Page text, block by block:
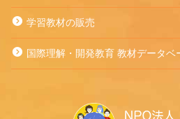
学習教材の販売
国際理解・開発教育 教材データベ